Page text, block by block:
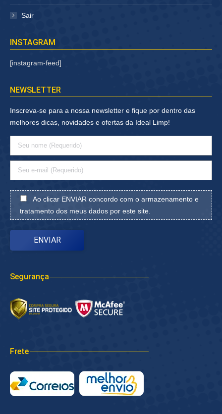
Sair
INSTAGRAM
[instagram-feed]
NEWSLETTER
Inscreva-se para a nossa newsletter e fique por dentro das
melhores dicas, novidades e ofertas da Ideal Limp!
Ao clicar ENVIAR concordo com o armazenamento e
tratamento dos meus dados por este site.
Segurança
Frete